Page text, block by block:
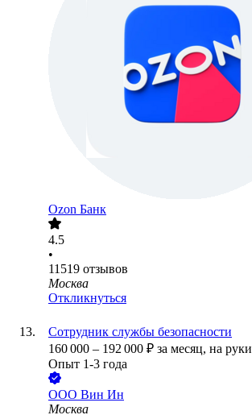
Ozon Банк
4.5
•
11519 отзывов
Москва
Откликнуться
Сотрудник службы безопасности
160 000 – 192 000 ₽ за месяц, на руки
Опыт 1-3 года
ООО Вин Ин
Москва